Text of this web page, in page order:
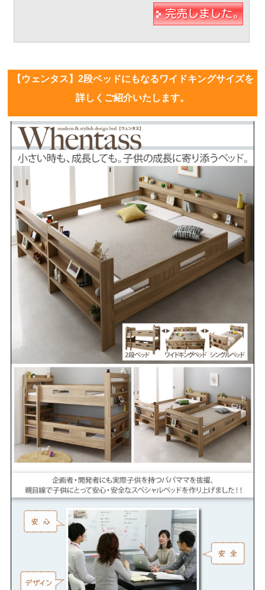
【ウェンタス】2段ベッドにもなるワイドキングサイズを
詳しくご紹介いたします。